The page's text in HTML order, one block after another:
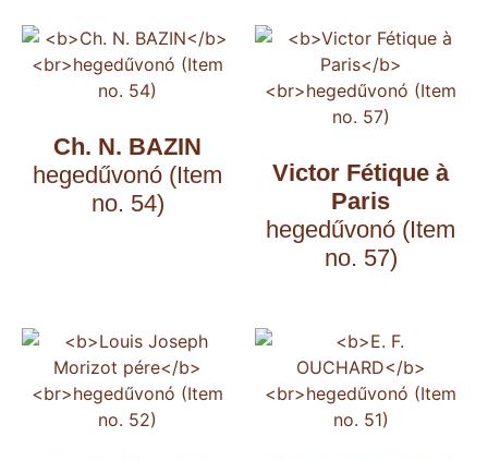
Ch. N. BAZIN
hegedűvonó (Item
no. 54)
Victor Fétique à
Paris
hegedűvonó (Item
no. 57)